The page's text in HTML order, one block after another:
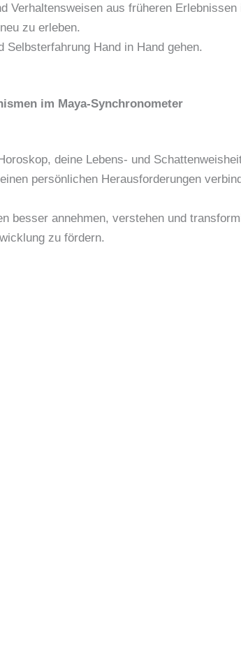
aus früheren
zu erleben.
Hand in Hand gehen.
im Maya-Synchronometer
deine Lebens- und
persönlichen Herausforderungen
besser annehmen, verstehen und
zu fördern.